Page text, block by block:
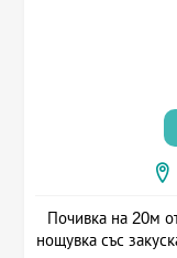
Почивка на 20м
нощувка със